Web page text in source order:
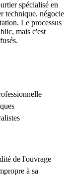
spécialisé en
technique, négocie
Le processus
mais c'est
de l'ouvrage
à sa